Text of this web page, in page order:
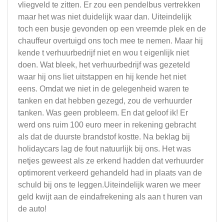
vliegveld te zitten. Er zou een pendelbus vertrekken
maar het was niet duidelijk waar dan. Uiteindelijk
toch een busje gevonden op een vreemde plek en de
chauffeur overtuigd ons toch mee te nemen. Maar hij
kende t verhuurbedrijf niet en wou t eigenlijk niet
doen. Wat bleek, het verhuurbedrijf was gezeteld
waar hij ons liet uitstappen en hij kende het niet
eens. Omdat we niet in de gelegenheid waren te
tanken en dat hebben gezegd, zou de verhuurder
tanken. Was geen probleem. En dat geloof ik! Er
werd ons ruim 100 euro meer in rekening gebracht
als dat de duurste brandstof kostte. Na beklag bij
holidaycars lag de fout natuurlijk bij ons. Het was
netjes geweest als ze erkend hadden dat verhuurder
optimorent verkeerd gehandeld had in plaats van de
schuld bij ons te leggen.Uiteindelijk waren we meer
geld kwijt aan de eindafrekening als aan t huren van
de auto!